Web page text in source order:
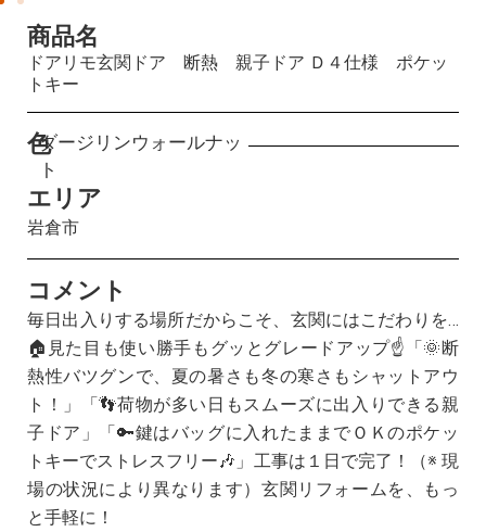
商品名
ドアリモ玄関ドア 断熱 親子ドア Ｄ４仕様 ポケッ
トキー
色ダージリンウォールナッ
ト
エリア
岩倉市
コメント
毎日出入りする場所だからこそ、玄関にはこだわりを…
🏠見た目も使い勝手もグッとグレードアップ☝「🌞断
熱性バツグンで、夏の暑さも冬の寒さもシャットアウ
ト！」「👣荷物が多い日もスムーズに出入りできる親
子ドア」「🔑鍵はバッグに入れたままでＯＫのポケッ
トキーでストレスフリー🎶」工事は１日で完了！（※ 現
場の状況により異なります）玄関リフォームを、もっ
と手軽に！